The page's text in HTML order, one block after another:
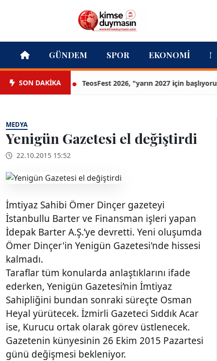
GÜNDEM SPOR EKONOMI
SON DAKİKA TeosFest 2026, "yarın 2027 için başlıyoruz"
MEDYA
Yenigün Gazetesi el değiştirdi
22.10.2015 15:52
İmtiyaz Sahibi Ömer Dinçer gazeteyi
İstanbullu Barter ve Finansman işleri yapan
İdepak Barter A.Ş.’ye devretti. Yeni oluşumda
Ömer Dinçer'in Yenigün Gazetesi'nde hissesi
kalmadı.
Taraflar tüm konularda anlaştıklarını ifade
ederken, Yenigün Gazetesi’nin İmtiyaz
Sahipliğini bundan sonraki süreçte Osman
Heyal yürütecek. İzmirli Gazeteci Sıddık Acar
ise, Kurucu ortak olarak görev üstlenecek.
Gazetenin künyesinin 26 Ekim 2015 Pazartesi
günü değişmesi bekleniyor.